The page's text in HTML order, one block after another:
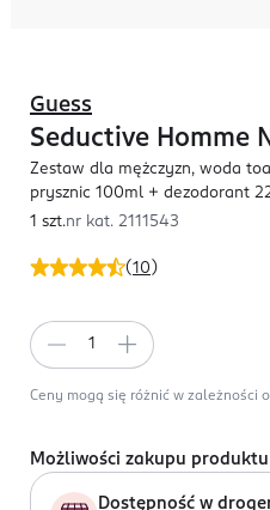
(10 )
Guess
Seductive Homme
Zestaw dla mężczyzn, woda
prysznic 100ml + dezodorant
1 szt.nr kat. 2111543
Ceny mogą się różnić w zależności
Możliwości zakupu produktu
Dostępność w